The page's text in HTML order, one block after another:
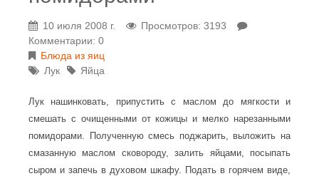
10 июля 2008 г.
Просмотров: 3193
Комментарии: 0
Блюда из яиц
Лук
Яйца
Лук нашинковать, припустить с маслом до мягкости и
смешать с очищенными от кожицы и мелко нарезанными
помидорами. Полученную смесь поджарить, выложить на
смазанную маслом сковороду, залить яйцами, посыпать
сыром и запечь в духовом шкафу. Подать в горячем виде,